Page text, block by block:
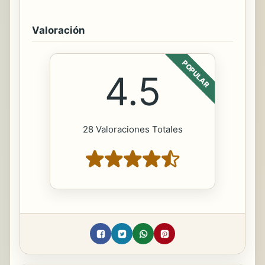
Valoración
POPULAR
4.5
28 Valoraciones Totales